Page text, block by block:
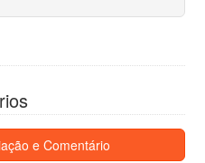
e Comentário